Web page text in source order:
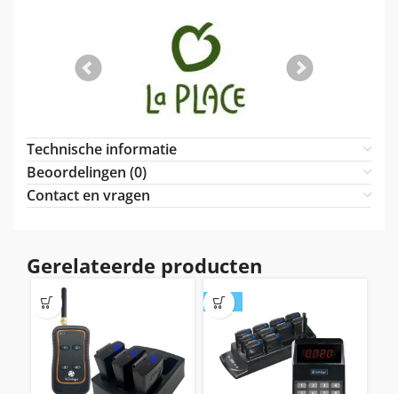
Technische informatie
Beoordelingen (0)
Contact en vragen
Gerelateerde producten
SALE